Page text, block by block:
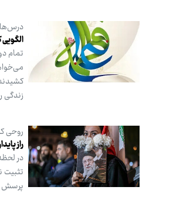
تمام
زندگی
روحی
راز
در
پرسش